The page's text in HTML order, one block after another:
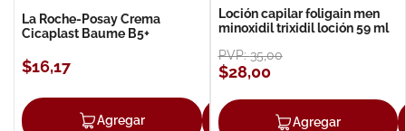
La Roche-Posay Crema
Cicaplast Baume B5+
$16,17
Agregar Agregar
Loción capilar foligain men
minoxidil trixidil loción 59 ml
PVP:35,00
$28,00
Agregar